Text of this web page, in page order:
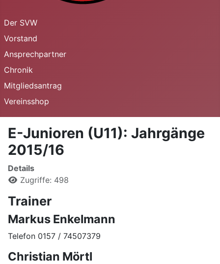
Der SVW
Vorstand
Ansprechpartner
Chronik
Mitgliedsantrag
Vereinsshop
E-Junioren (U11): Jahrgänge
2015/16
Details
Zugriffe: 498
Trainer
Markus Enkelmann
Telefon 0157 / 74507379
Christian Mörtl